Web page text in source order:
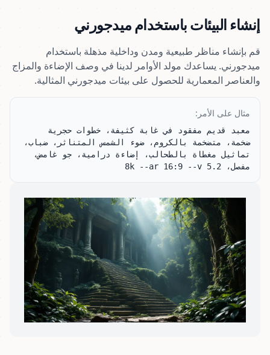
إنشاء البيئات باستخدام ميدجورني
قم بإنشاء مناظر طبيعية ومدن وداخلية مذهلة باستخدام
ميدجورني. يساعدك مولد الأوامر لدينا في وصف الإضاءة والمزاج
والعناصر المعمارية للحصول على بيئات ميدجورني المثالية.
مثال على الأمر:
مفصل، 8k --ar 16:9 --v 5.2